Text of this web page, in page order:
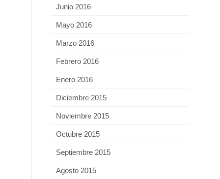
Junio 2016
Mayo 2016
Marzo 2016
Febrero 2016
Enero 2016
Diciembre 2015
Noviembre 2015
Octubre 2015
Septiembre 2015
Agosto 2015